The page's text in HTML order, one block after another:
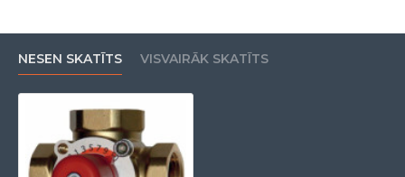
NESEN SKATĪTS VISVAIRĀK SKATĪTS